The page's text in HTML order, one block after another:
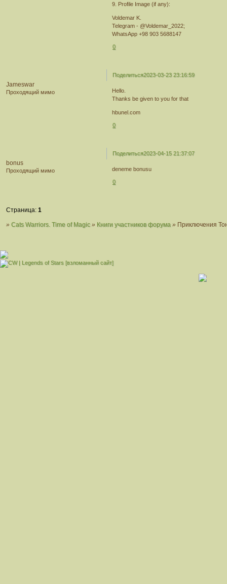
9. Profile Image (if any):
Voldemar K.
Telegram - @Voldemar_2022;
WhatsApp +98 903 5688147
0
Поделиться2023-03-23 23:16:59
Jameswar
Проходящий мимо
Hello.
Thanks be given to you for that
hbunel.com
0
Поделиться2023-04-15 21:37:07
bonus
Проходящий мимо deneme bonusu
0
Страница:1
»Cats Warriors. Time of Magic » Книги участников форума » Приключения
[взломанный сайт]